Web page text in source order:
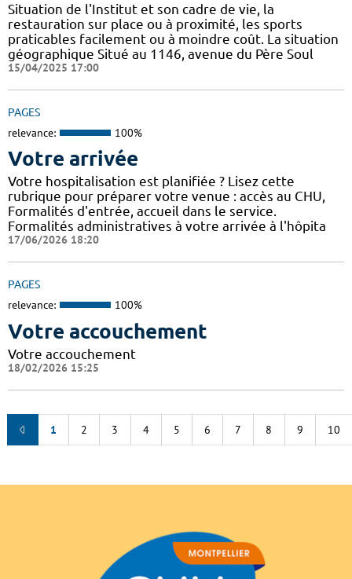
Situation de l'Institut et son cadre de vie, la
restauration sur place ou à proximité, les sports
praticables facilement ou à moindre coût. La situation
géographique Situé au 1146, avenue du Père Soul
15/04/2025 17:00
PAGES
relevance: 100%
Votre arrivée
Votre hospitalisation est planifiée ? Lisez cette
rubrique pour préparer votre venue : accès au CHU,
Formalités d'entrée, accueil dans le service.
Formalités administratives à votre arrivée à l'hôpita
17/06/2026 18:20
PAGES
relevance: 100%
Votre accouchement
Votre accouchement
18/02/2026 15:25
1 2 3 4 5 6 7 8 9 10